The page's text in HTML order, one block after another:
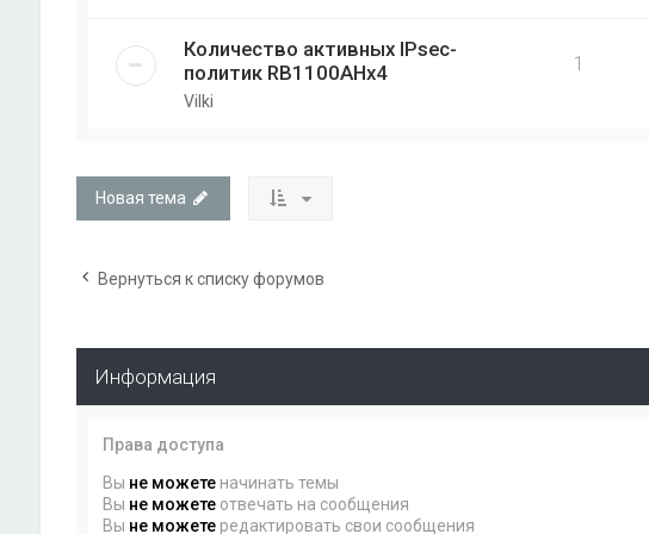
Количество активных IPsec-
политик RB1100AHx4
Vilki
1
Новая тема
Вернуться к списку форумов
Информация
Права доступа
Вы не можетеначинать темы
Вы не можетеотвечать на сообщения
Вы не можетередактировать свои сообщения